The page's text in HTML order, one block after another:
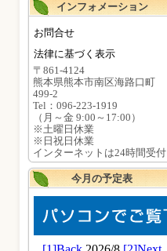
インフォメーション
お問合せ
法律に基づく表示
〒861-4124
熊本県熊本市南区海路口町
499-2
Tel：096-223-1919
（月～金 9:00～17:00）
※土曜日休業
※日祝日休業
インターネットは24時間受付
今月の予定表